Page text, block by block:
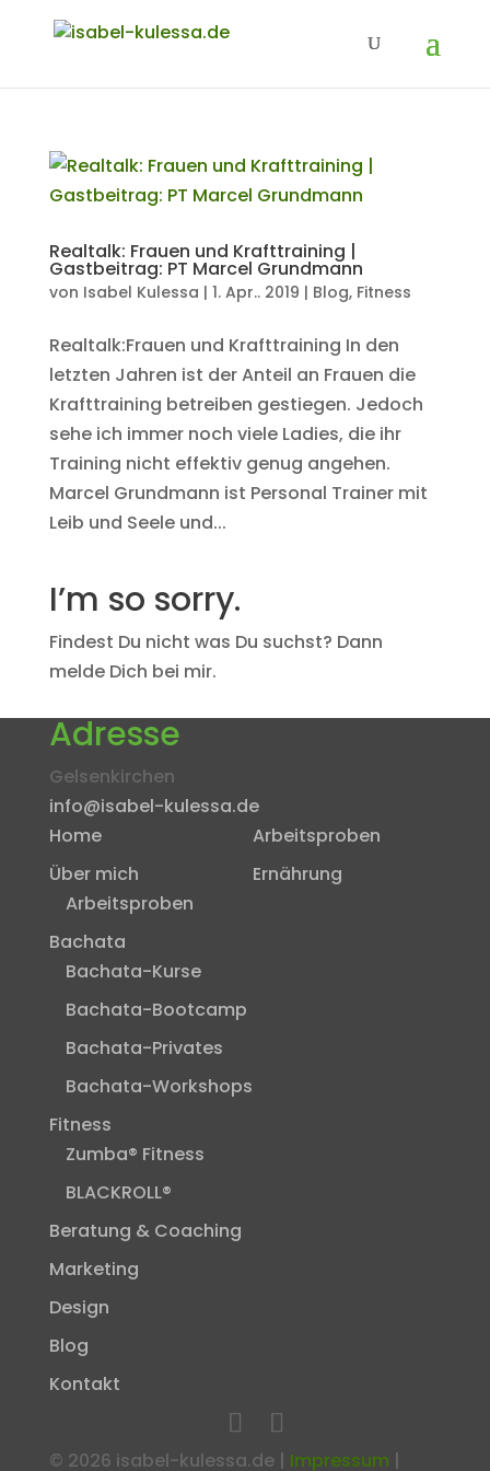
Realtalk: Frauen und Krafttraining |
Gastbeitrag: PT Marcel Grundmann
von Isabel Kulessa | 1. Apr.. 2019 | Blog, Fitness
Realtalk:Frauen und Krafttraining In den
letzten Jahren ist der Anteil an Frauen die
Krafttraining betreiben gestiegen. Jedoch
sehe ich immer noch viele Ladies, die ihr
Training nicht effektiv genug angehen.
Marcel Grundmann ist Personal Trainer mit
Leib und Seele und...
I’m so sorry.
Findest Du nicht was Du suchst? Dann
melde Dich bei mir.
Adresse
Gelsenkirchen
info@isabel-kulessa.de
Home
Über mich
Arbeitsproben
Bachata
Bachata-Kurse
Bachata-Bootcamp
Bachata-Privates
Bachata-Workshops
Fitness
Zumba® Fitness
BLACKROLL®
Beratung & Coaching
Marketing
Design
Blog
Kontakt
Arbeitsproben
Ernährung
© 2026 isabel-kulessa.de | Impressum |